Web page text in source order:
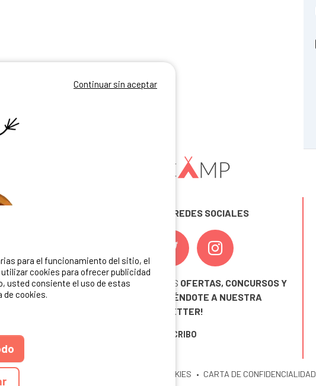
SÍGUENOS EN LAS REDES SOCIALES
¡ Y NO TE PIERDAS NUESTRAS OFERTAS, CONCURSOS Y
INSCRIBIÉNDOTE A NUESTRA
NEWSLETTER!
ME INSCRIBO
CGU DEL SITIO COOKIES CARTA DE CONFIDENCIALIDAD
Continuar sin aceptar
para el funcionamiento del sitio, el
cookies para ofrecer publicidad
usted consiente el uso de estas
de cookies.